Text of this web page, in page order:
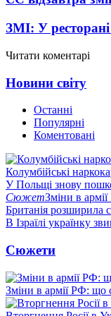
ЗМІ: У
Читати коментарі
Новини світу
Останні
Популярні
Коментовані
Колумбійські
У Польщі знову
СюжетЗміни в
Британія розширила
В Ізраїлі українку
Сюжети
Зміни в армії РФ: що